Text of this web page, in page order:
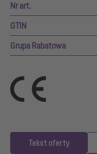
Nr art.
GTIN
Grupa Rabatowa
Tekst oferty